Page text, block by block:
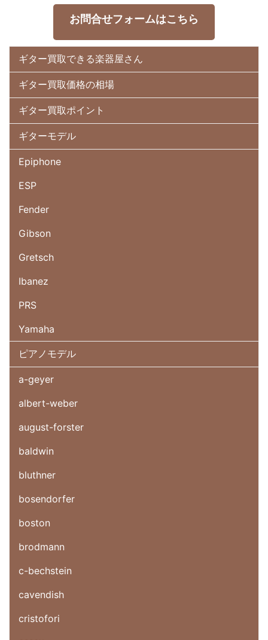
お問合せフォームはこちら
ギター買取できる楽器屋さん
ギター買取価格の相場
ギター買取ポイント
ギターモデル
Epiphone
ESP
Fender
Gibson
Gretsch
Ibanez
PRS
Yamaha
ピアノモデル
a-geyer
albert-weber
august-forster
baldwin
bluthner
bosendorfer
boston
brodmann
c-bechstein
cavendish
cristofori